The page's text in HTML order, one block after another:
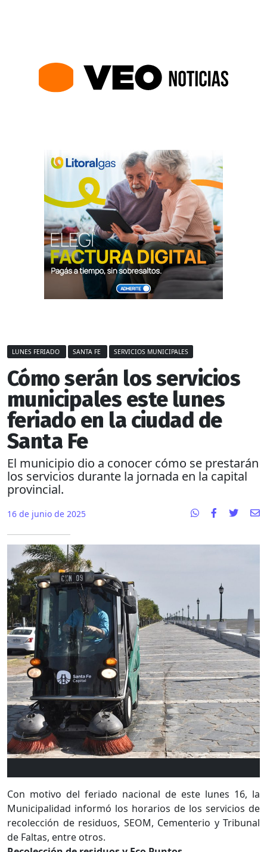
LUNES FERIADO SANTA FE SERVICIOS MUNICIPALES
Cómo serán los servicios
municipales este lunes
feriado en la ciudad de
Santa Fe
El municipio dio a conocer cómo se prestarán
los servicios durante la jornada en la capital
provincial.
16 de junio de 2025
Con motivo del feriado nacional de este lunes 16, la
Municipalidad informó los horarios de los servicios de
recolección de residuos, SEOM, Cementerio y Tribunal
de Faltas, entre otros.